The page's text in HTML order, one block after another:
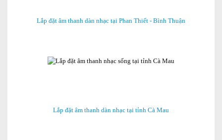
Lắp đặt âm thanh dàn nhạc tại Phan Thiết - Bình Thuận
Lắp đặt âm thanh dàn nhạc tại tỉnh Cà Mau